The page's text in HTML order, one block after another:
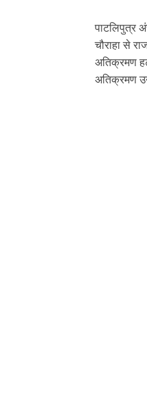
पाटलिपुत्र
चौराहा से
अतिक्रमण
अतिक्रमण